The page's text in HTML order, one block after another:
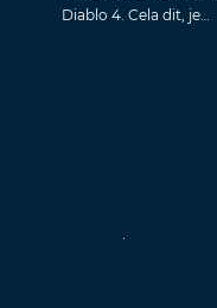
Diablo 4. Cela dit, je…